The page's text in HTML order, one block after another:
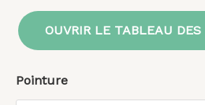
OUVRIR LE TABLEAU DES
Pointure